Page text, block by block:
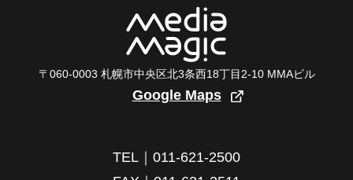
〒060-0003 札幌市中央区北3条西18丁目2-10 MMAビル
Google Maps
TEL｜011-621-2500